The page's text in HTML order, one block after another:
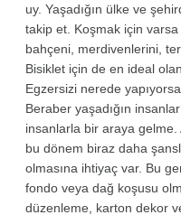
uy. Yaşadığın ülke ve
takip et. Koşmak için
bahçeni, merdivenlerini,
Bisiklet için de en ideal
Egzersizi nerede
Beraber yaşadığın
insanlarla bir araya gelme.
bu dönem biraz daha
olmasına ihtiyaç var. Bu
fondo veya dağ koşusu
düzenleme, karton dekor